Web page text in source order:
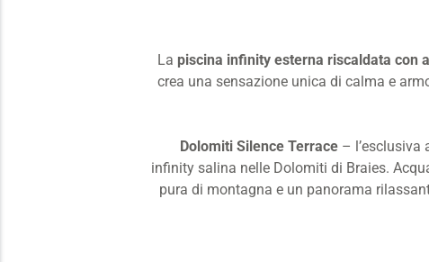
La piscina infinity esterna riscaldata con
crea una sensazione unica di calma e
Dolomiti Silence Terrace – l’esclusiva
infinity salina nelle Dolomiti di Braies.
pura di montagna e un panorama